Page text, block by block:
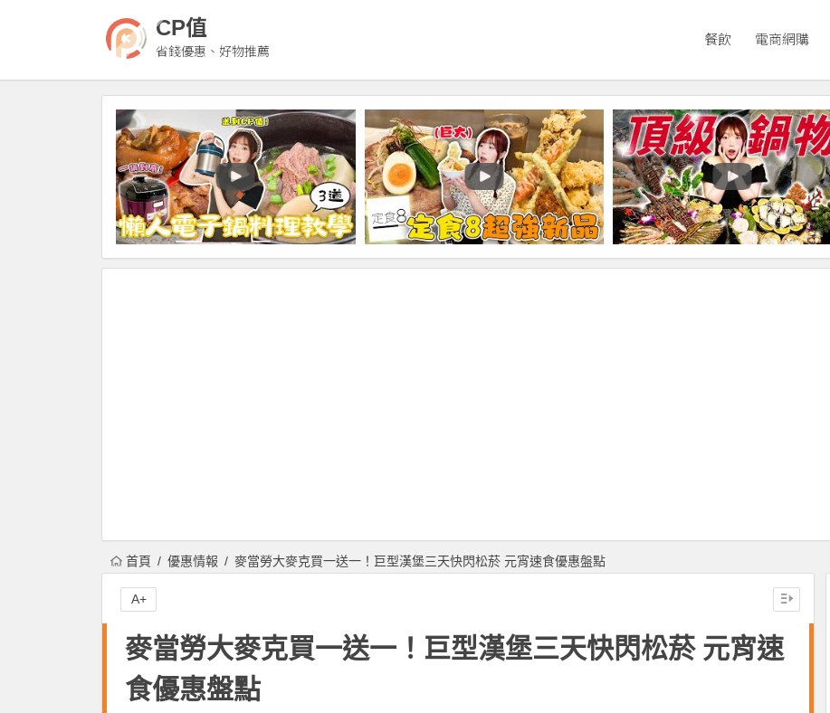
CP值
省錢優惠、好物推薦
餐飲 電商網購
首頁 優惠情報 麥當勞大麥克買一送一！巨型漢堡三天快閃松菸 元宵速食優惠盤點
麥當勞大麥克買一送一！巨型漢堡三天快閃松菸 元宵速
食優惠盤點
A+